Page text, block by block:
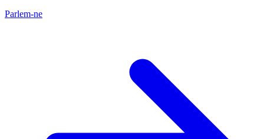
Parlem-ne